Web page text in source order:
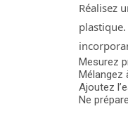
Réalisez
Mesurez
Mélangez
Ajoutez
Ne